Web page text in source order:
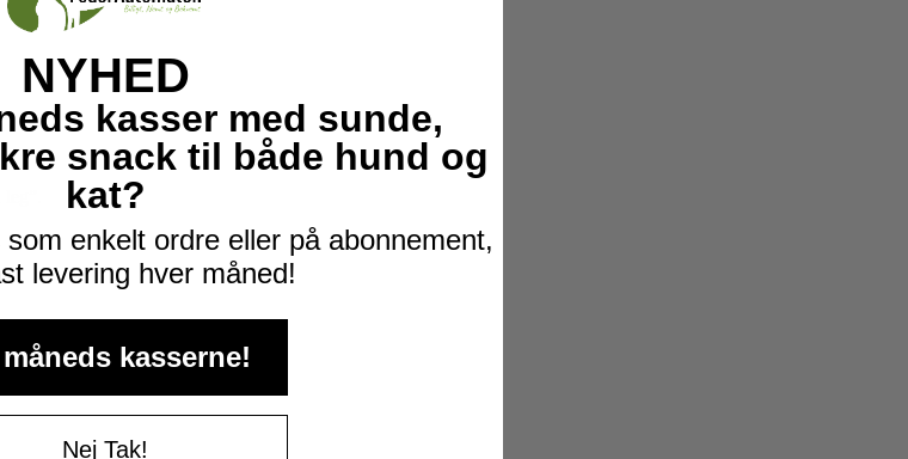
NYHED
kasser med sunde,
snack til både hund og
kat?
enkelt ordre eller på abonnement,
levering hver måned!
kasserne!
Nej Tak!